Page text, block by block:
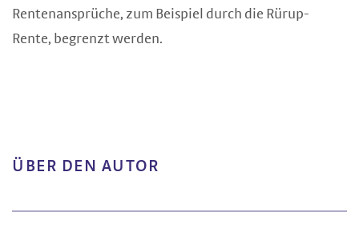
Rentenansprüche, zum Beispiel durch die Rürup-
Rente, begrenzt werden.
ÜBER DEN AUTOR